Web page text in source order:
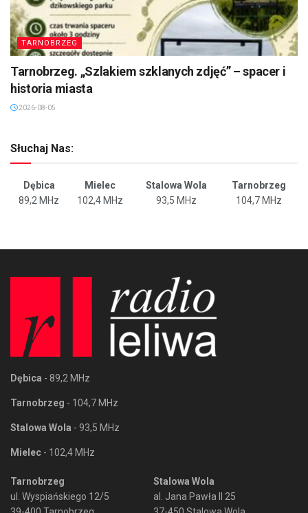
TARNOBRZEG
Tarnobrzeg. „Szlakiem szklanych zdjęć” – spacer i
historia miasta
2026-08-05
Słuchaj Nas:
Dębica Mielec Stalowa Wola
Tarnobrzeg
89,2 MHz
102,4 MHz 93,5 MHz 104,7 MHz
Dębica - 89,2 MHz
Tarnobrzeg - 104,7 MHz
Stalowa Wola - 93,5 MHz
Mielec - 102,4 MHz
Tarnobrzeg
ul. Wyspiańskiego 12/5
Stalowa Wola
al. Jana Pawła II 25